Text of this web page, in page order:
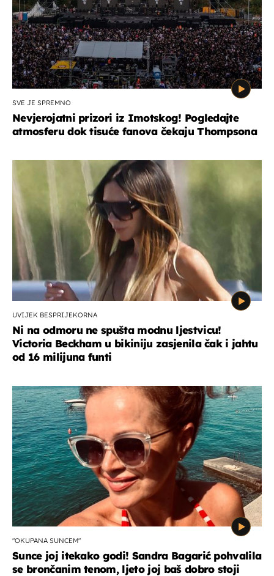
SVE JE SPREMNO
Nevjerojatni prizori iz Imotskog! Pogledajte
atmosferu dok tisuće fanova čekaju Thompsona
UVIJEK BESPRIJEKORNA
Ni na odmoru ne spušta modnu ljestvicu!
Victoria Beckham u bikiniju zasjenila čak i jahtu
od 16 milijuna funti
"OKUPANA SUNCEM"
Sunce joj itekako godi! Sandra Bagarić pohvalila
se brončanim tenom, ljeto joj baš dobro stoji